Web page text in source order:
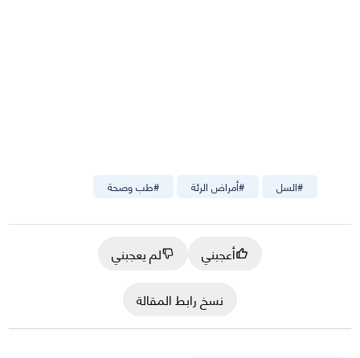
#طب وصحة #أمراض الرئة #السل
أعجبني
لم يعجبني
نسخ رابط المقالة